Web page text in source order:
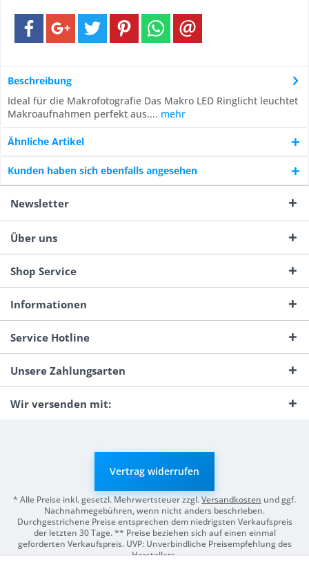
Beschreibung
Ideal für die Makrofotografie Das Makro LED Ringlicht leuchtet
Makroaufnahmen perfekt aus.... mehr
Ähnliche Artikel
Kunden haben sich ebenfalls angesehen
Newsletter
Über uns
Shop Service
Informationen
Service Hotline
Unsere Zahlungsarten
Wir versenden mit:
Vertrag widerrufen
* Alle Preise inkl. gesetzl. Mehrwertsteuer zzgl.Versandkosten und ggf.
Nachnahmegebühren, wenn nicht anders beschrieben.
Durchgestrichene Preise entsprechen dem niedrigsten Verkaufspreis
der letzten 30 Tage. ** Preise beziehen sich auf einen einmal
geforderten Verkaufspreis. UVP: Unverbindliche Preisempfehlung des
Herstellers.